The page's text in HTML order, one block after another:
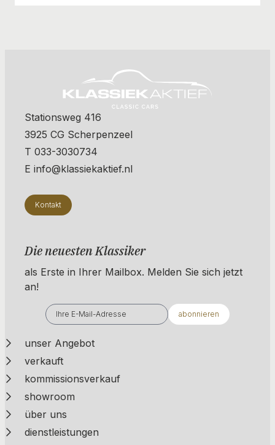
Stationsweg 416
3925 CG Scherpenzeel
T 033-3030734
E info@klassiekaktief.nl
Kontakt
Die neuesten Klassiker
als Erste in Ihrer Mailbox. ​​​​​​Melden Sie sich jetzt
an!
abonnieren
unser Angebot
verkauft
kommissionsverkauf
showroom
über uns
dienstleistungen